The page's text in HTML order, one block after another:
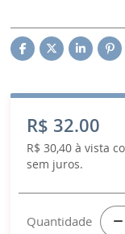
R$ 32.00
R$ 30,40 à vista
sem juros.
Quantidade